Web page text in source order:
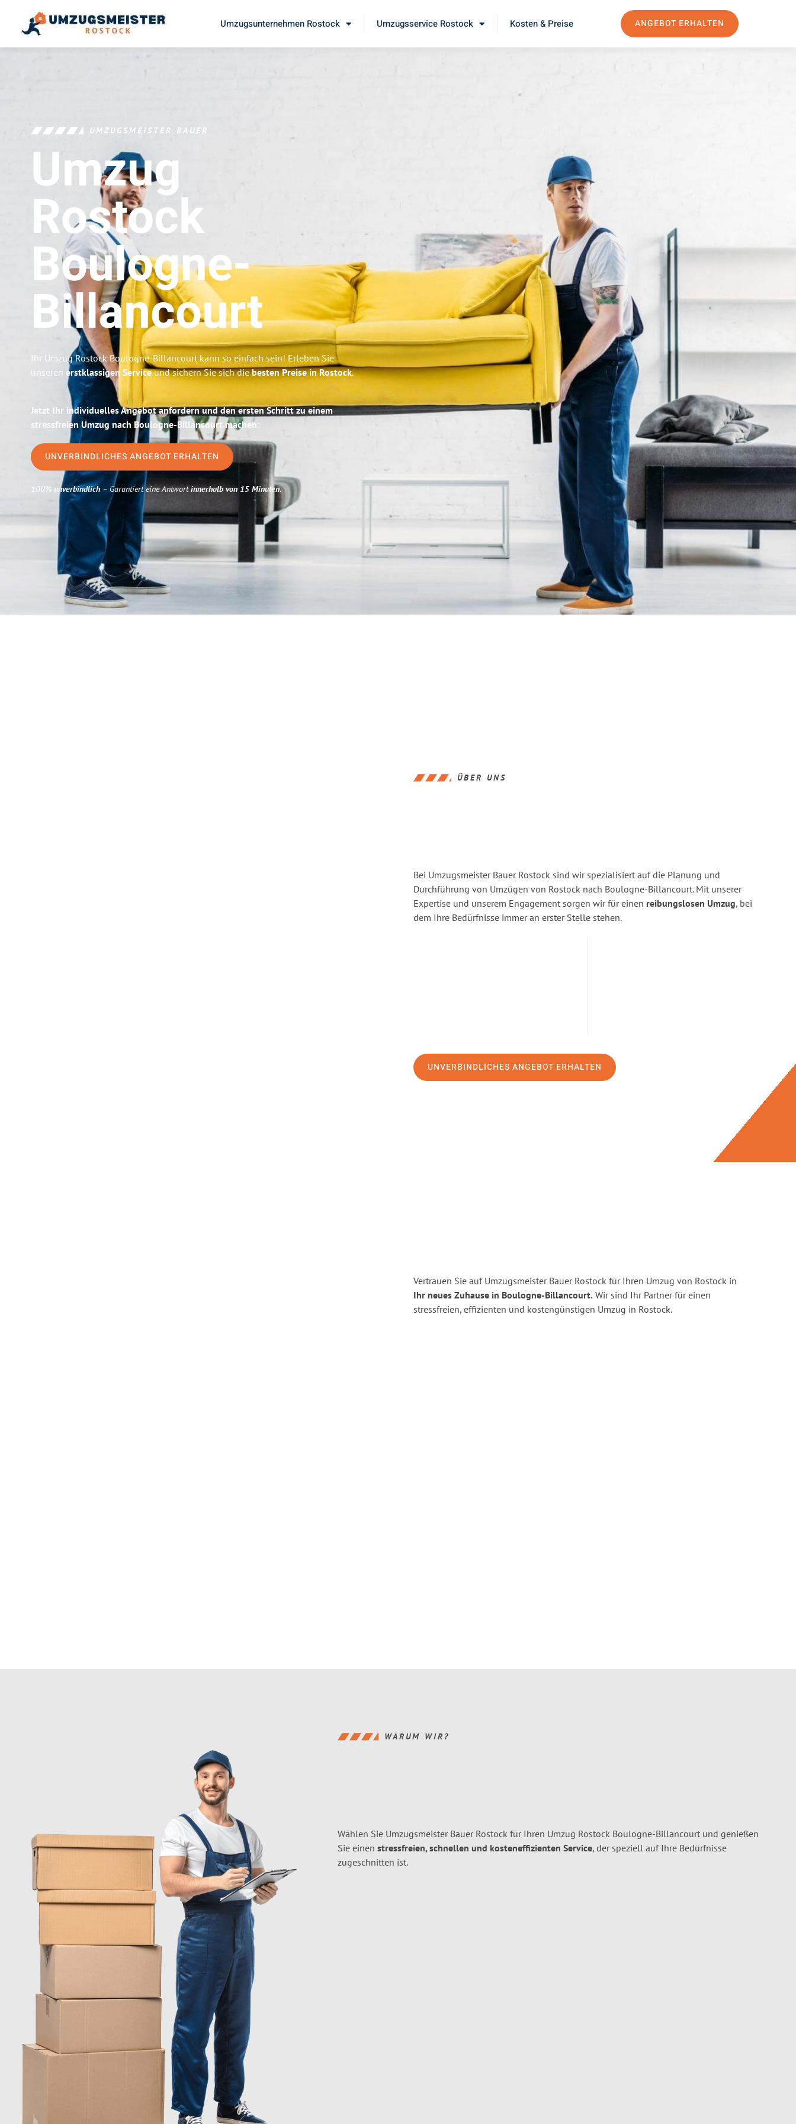
Umzugsunternehmen Rostock Umzugsservice Rostock Kosten & Preise ANGEBOT ERHALTEN
UMZUGSMEISTER BAUER
Umzug
Rostock
Boulogne-
Billancourt
Ihr Umzug Rostock Boulogne-Billancourt kann so einfach sein! Erleben Sie
unseren erstklassigen Serviceund sichern Sie sich diebesten Preise in Rostock.
Jetzt Ihr individuelles Angebot anfordern und den ersten Schritt zu einem
stressfreien Umzug nach Boulogne-Billancourt machen:
UNVERBINDLICHES ANGEBOT ERHALTEN
100% unverbindlich– Garantiert eine Antwortinnerhalb von 15 Minuten.
ÜBER UNS
Bei Umzugsmeister Bauer Rostock sind wir spezialisiert auf die Planung und
Durchführung von Umzügen von Rostock nach Boulogne-Billancourt. Mit unserer
Expertise und unserem Engagement sorgen wir für einen reibungslosen Umzug, bei
dem Ihre Bedürfnisse immer an erster Stelle stehen.
UNVERBINDLICHES ANGEBOT ERHALTEN
Vertrauen Sie auf Umzugsmeister Bauer Rostock für Ihren Umzug von Rostock in
Ihr neues Zuhause in Boulogne-Billancourt. Wir sind Ihr Partner für einen
stressfreien, effizienten und kostengünstigen Umzug in Rostock.
WARUM WIR?
Wählen Sie Umzugsmeister Bauer Rostock für Ihren Umzug Rostock Boulogne-Billancourt und genießen
Sie einen stressfreien, schnellen und kosteneffizienten Service, der speziell auf Ihre Bedürfnisse
zugeschnitten ist.